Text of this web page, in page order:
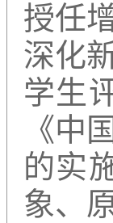
授任
深化
学生
《中
的实
象、